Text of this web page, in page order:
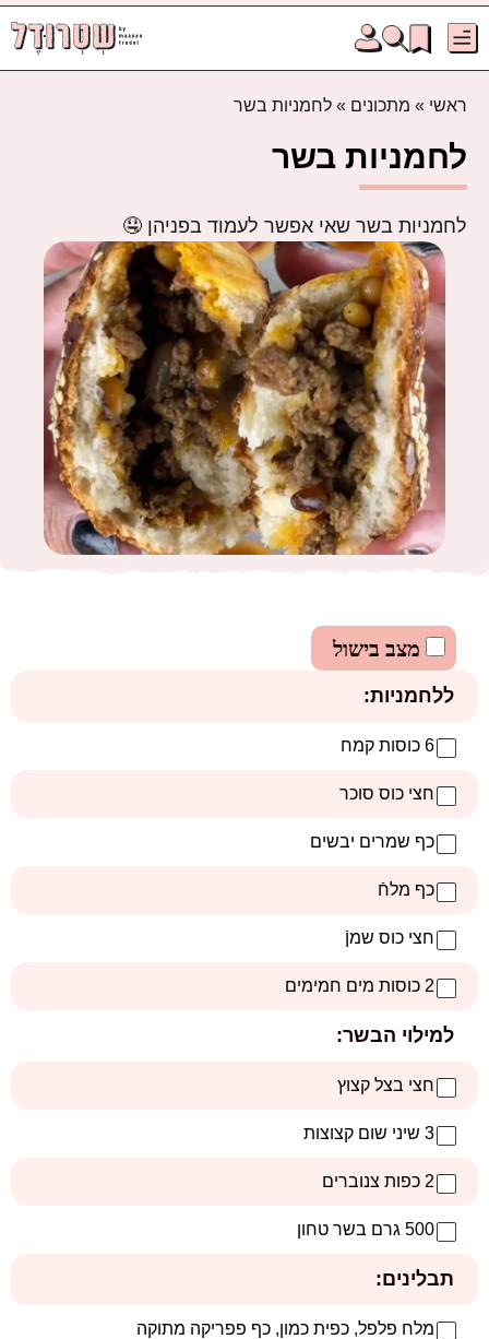
ראשי » מתכונים » לחמניות בשר
לחמניות בשר
לחמניות בשר שאי אפשר לעמוד בפניהן 🤤
מצב בישול
ללחמניות:
6 כוסות קמח
חצי כוס סוכר
כף שמרים יבשים
כף מלחֿ
חצי כוס שמןֿ
2 כוסות מים חמימים
למילוי הבשר:
חצי בצל קצוץ
3 שיני שום קצוצות
2 כפות צנוברים
500 גרם בשר טחון
תבלינים:
מלח פלפל, כפית כמון, כף פפריקה מתוקה